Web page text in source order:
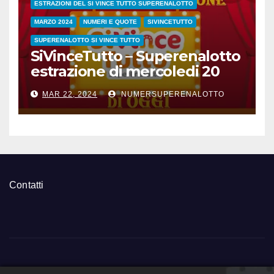
ESTRAZIONI DEL SI VINCE TUTTO SUPERENALOTTO
MARZO 2024 NUMERI E QUOTE SIVINCETUTTO
SUPERENALOTTO SI VINCE TUTTO
SiVinceTutto – Superenalotto
estrazione di mercoledi 20
marzo 2024 numeri vincenti
e quote
MAR 22, 2024 NUMERSUPERENALOTTO
Contatti